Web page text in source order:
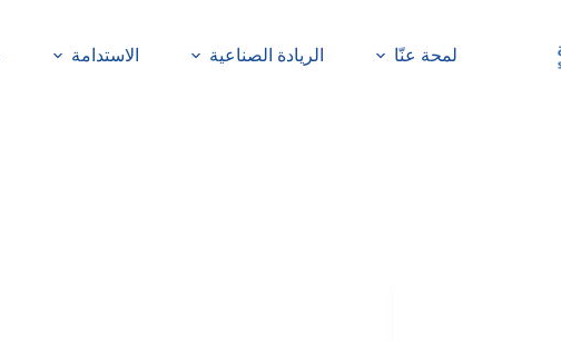
لمحة عنّا الريادة الصناعية الاستدامة